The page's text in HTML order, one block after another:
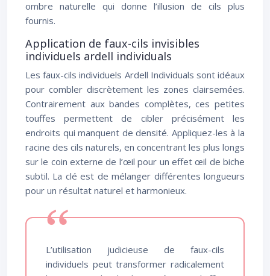
ombre naturelle qui donne l’illusion de cils plus
fournis.
Application de faux-cils invisibles
individuels ardell individuals
Les faux-cils individuels Ardell Individuals sont idéaux
pour combler discrètement les zones clairsemées.
Contrairement aux bandes complètes, ces petites
touffes permettent de cibler précisément les
endroits qui manquent de densité. Appliquez-les à la
racine des cils naturels, en concentrant les plus longs
sur le coin externe de l’œil pour un effet œil de biche
subtil. La clé est de mélanger différentes longueurs
pour un résultat naturel et harmonieux.
L’utilisation judicieuse de faux-cils
individuels peut transformer radicalement